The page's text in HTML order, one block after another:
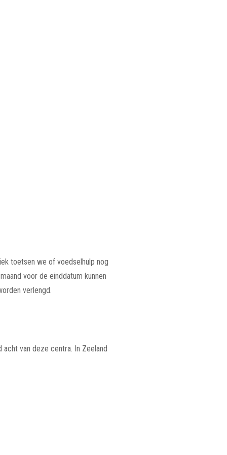
toetsen we of voedselhulp nog
voor de einddatum kunnen
verlengd.
van deze centra. In Zeeland